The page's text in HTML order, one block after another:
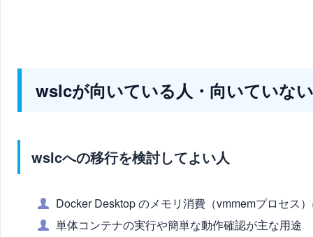
wslcが向いている人・向いていな
wslcへの移行を検討してよい人
Docker Desktop のメモリ消費（vmmemプロセス
単体コンテナの実行や簡単な動作確認が主な用途